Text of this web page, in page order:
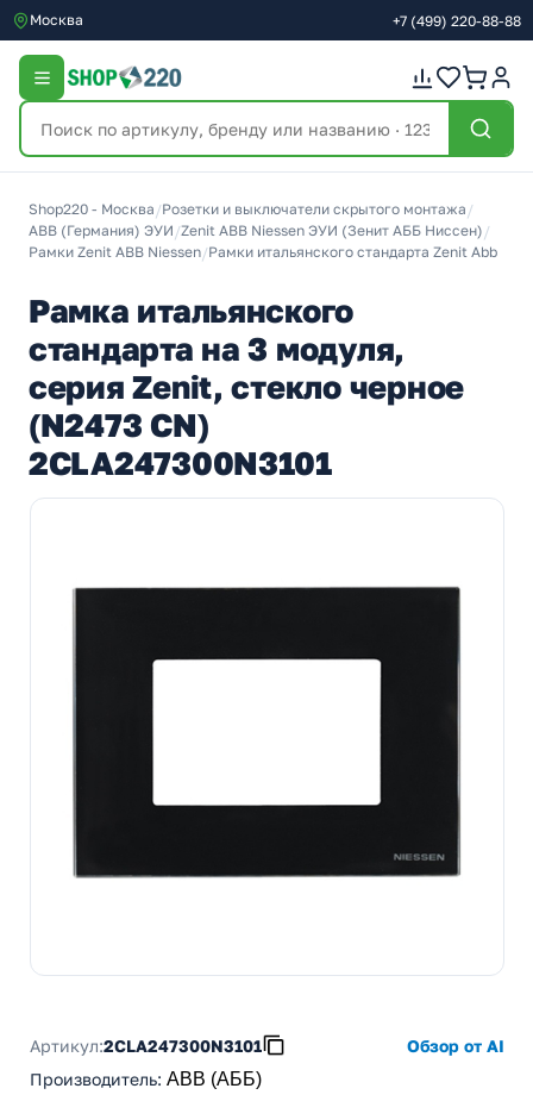
Москва +7 (499) 220-88-88
Shop220 - Москва /Розетки и выключатели скрытого монтажа /
ABB (Германия) ЭУИ /Zenit ABB Niessen ЭУИ (Зенит АББ Ниссен) /
Рамки Zenit ABB Niessen/Рамки итальянского стандарта Zenit Abb
Рамка итальянского
стандарта на 3 модуля,
серия Zenit, стекло черное
(N2473 CN)
2CLA247300N3101
Артикул:2CLA247300N3101
Обзор от AI
Производитель: ABB (АББ)